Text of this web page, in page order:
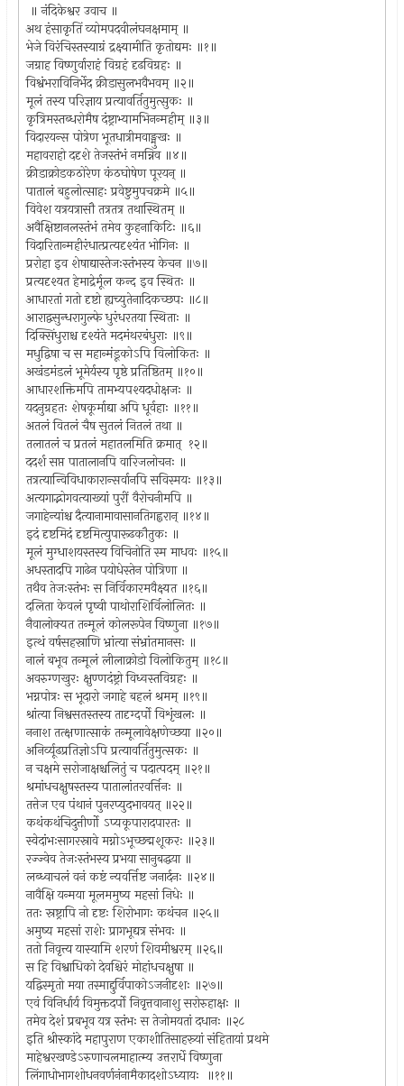
॥ नंदिकेश्वर उवाच ॥
अथ हंसाकृतिं व्योमपदवीलंघनक्षमाम् ॥
भेजे विरंचिस्तस्याग्रं द्रक्ष्यामीति कृतोद्यमः ॥१॥
जग्राह विष्णुर्वाराहं विग्रहं दृढविग्रहः ॥
विश्वंभराविनिर्भेद क्रीडासुलभवैभवम् ॥२॥
मूलं तस्य परिज्ञाय प्रत्यावर्तितुमुत्सुकः ॥
कृत्रिमस्तब्धरोमैष दंष्ट्राभ्यामभिनन्महीम् ॥३॥
विदारयन्स पोत्रेण भूतधात्रीमवाङ्मुखः ॥
महावराहो ददृशे तेजस्तंभं नमन्निव ॥४॥
क्रीडाक्रोडकठोरेण कंठघोषेण पूरयन् ॥
पातालं बहुलोत्साहः प्रवेष्टुमुपचक्रमे ॥५॥
विवेश यत्रयत्रासौ तत्रतत्र तथास्थितम् ॥
अवैक्षिष्टानलस्तंभं तमेव कुहनाकिटिः ॥६॥
विदारितान्महीरंधात्प्रत्यदृश्यंत भोगिनः ॥
प्ररोहा इव शेषाद्यास्तेजःस्तंभस्य केचन ॥७॥
प्रत्यदृश्यत हेमाद्रेर्मूल कन्द इव स्थितः ॥
आधारतां गतो दृष्टो ह्यच्युतेनादिकच्छपः ॥८॥
आराद्वसुन्धरागुल्फे धुरंधरतया स्थिताः ॥
दिक्सिंधुराश्च दृश्यंते मदमंथरबंधुराः ॥९॥
मधुद्विषा च स महान्मंडूकोऽपि विलोकितः ॥
अखंडमंडलं भूमेर्यस्य पृष्ठे प्रतिष्ठितम् ॥१०॥
आधारशक्तिमपि तामभ्यपश्यदधोक्षजः ॥
यदनुग्रहतः शेषकूर्माद्या अपि धूर्वहाः ॥११॥
अतलं वितलं चैष सुतलं नितलं तथा ॥
तलातलं च प्रतलं महातलमिति क्रमात् १२॥
ददर्श सप्त पातालानपि वारिजलोचनः ॥
तत्रत्यान्विविधाकारान्सर्वानपि सविस्मयः ॥१३॥
अत्यगाद्भोगवत्याख्यां पुरीं वैरोचनीमपि ॥
जगाहेन्यांश्च दैत्यानामावासानतिगह्वरान् ॥१४॥
इदं दृष्टमिदं दृष्टमित्युपारूढकौतुकः ॥
मूलं मुग्धाशयस्तस्य विचिनोति स्म माधवः ॥१५॥
अधस्तादपि गाढेन पयोधेस्तेन पोत्रिणा ॥
तथैव तेजःस्तंभः स निर्विकारमवैक्ष्यत ॥१६॥
दलिता केवलं पृष्वी पाथोराशिर्विलोलितः ॥
नैवालोक्यत तन्मूलं कोलरूपेन विष्णुना ॥१७॥
इत्थं वर्षसहस्राणि भ्रांत्या संभ्रांतमानसः ॥
नालं बभूव तन्मूलं लीलाक्रोडो विलोकितुम् ॥१८॥
अवरुग्णखुरः क्षुण्णदंष्ट्रो विध्वस्तविग्रहः ॥
भग्नपोत्रः स भूदारो जगाहे बहलं श्रमम् ॥१९॥
श्रांत्या निश्वसतस्तस्य तादृग्दर्पो विशृंखलः ॥
ननाश तत्क्षणात्साकं तन्मूलावेक्षणेच्छया ॥२०॥
अनिर्व्यूढप्रतिज्ञोऽपि प्रत्यावर्तितुमुत्सकः ॥
न चक्षमे सरोजाक्षश्चलितुं च पदात्पदम् ॥२१॥
श्रमांधचक्षुषस्तस्य पातालांतरवर्त्तिनः ॥
तत्तेज एव पंथानं पुनरप्युदभावयत् ॥२२॥
कथंकथंचिदुत्तीर्णो ऽप्यकूपारादपारतः ॥
स्वेदांभःसागरस्रावे मग्नोऽभूच्छद्मशूकरः ॥२३॥
रज्ज्वेव तेजःस्तंभस्य प्रभया सानुबद्धया ॥
लब्ध्वाचलं वनं कष्टं न्यवर्त्तिष्ट जनार्दनः ॥२४॥
नावैक्षि यन्मया मूलममुष्य महसां निधेः ॥
ततः स्रष्ट्रापि नो दृष्टः शिरोभागः कथंचन ॥२५॥
अमुष्य महसां राशेः प्रागभूद्यत्र संभवः ॥
ततो निवृत्त्य यास्यामि शरणं शिवमीश्वरम् ॥२६॥
स हि विश्वाधिको देवश्चिरं मोहांधचक्षुषा ॥
यद्विस्मृतो मया तस्माद्दुर्विपाकोऽजनीदृशः ॥२७॥
एवं विनिर्धार्य विमुक्तदर्पो निवृत्तवानाशु सरोरुहाक्षः ॥
तमेव देशं प्रबभूव यत्र स्तंभः स तेजोमयतां दधानः ॥२८
इति श्रीस्कांदे महापुराण एकाशीतिसाहस्र्यां संहितायां प्रथमे
माहेश्वरखण्डेऽरुणाचलमाहात्म्य उत्तरार्धे विष्णुना
लिंगाधोभागशोधनवर्णनंनामैकादशोऽध्यायः ॥११॥